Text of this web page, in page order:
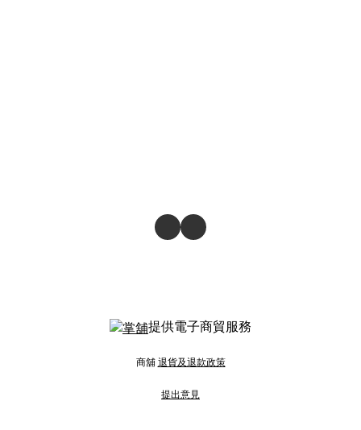
提供電子商貿服務
商舖 退貨及退款政策
提出意見